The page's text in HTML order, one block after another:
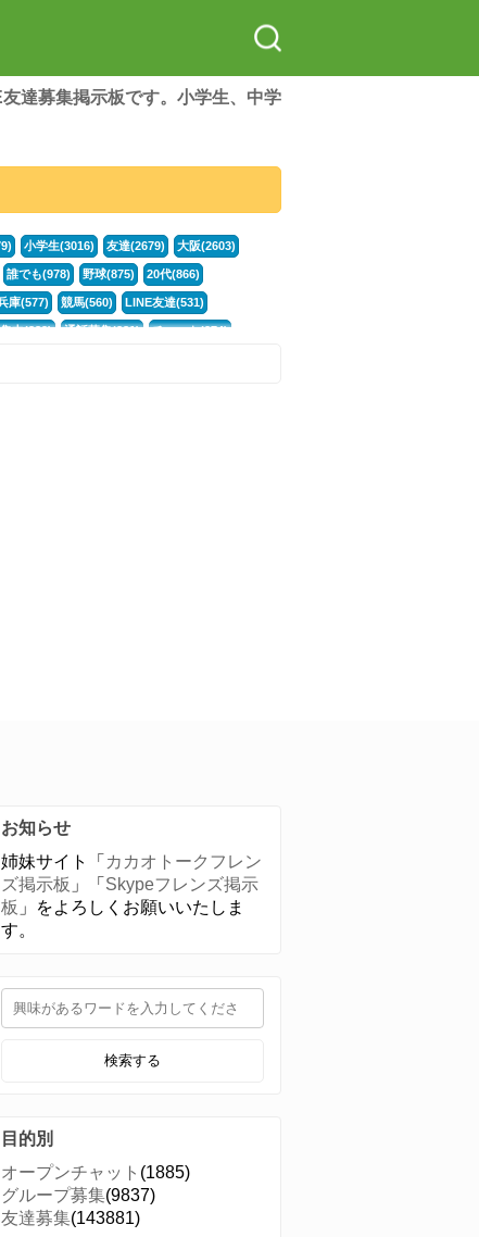
達募集掲示板です。小学生、中学
小学生(3016) 友達(2679) 大阪(2603)
誰でも(978) 野球(875) 20代(866)
庫(577) 競馬(560) LINE友達(531)
中(382) 通話募集(381) チャット(374)
お知らせ
姉妹サイト「 カカオトークフレン
ズ掲示板 」「 Skypeフレンズ掲示
板 」をよろしくお願いいたしま
す。
検索する
目的別
オープンチャット (1885)
グループ募集(9837)
友達募集(143881)